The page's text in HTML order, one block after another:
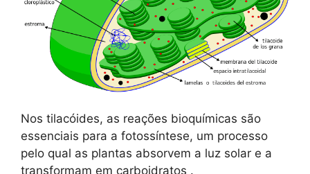
Nos tilacóides, as reações bioquímicas são
essenciais para a fotossíntese, um processo
pelo qual as plantas absorvem a luz solar e a
transformam em carboidratos .